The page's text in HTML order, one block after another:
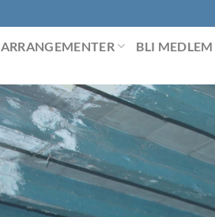
ARRANGEMENTER BLI MEDLEM